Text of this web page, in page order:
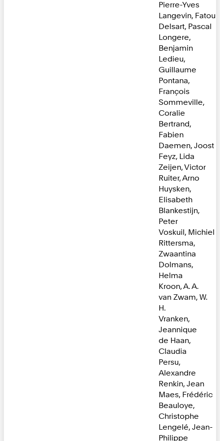
Pierre-Yves
Langevin, Fatou
Delsart, Pascal
Longere,
Benjamin
Ledieu,
Guillaume
Pontana,
François
Sommeville,
Coralie
Bertrand,
Fabien
Daemen, Joost
Feyz, Lida
Zeijen, Victor
Ruiter, Arno
Huysken,
Elisabeth
Blankestijn,
Peter
Voskuil, Michiel
Rittersma,
Zwaantina
Dolmans,
Helma
Kroon, A. A.
van Zwam, W.
H.
Vranken,
Jeannique
de Haan,
Claudia
Persu,
Alexandre
Renkin, Jean
Maes, Frédéric
Beauloye,
Christophe
Lengelé, Jean-
Philippe